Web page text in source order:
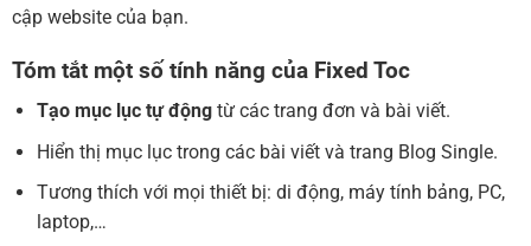
cập website của bạn.
Tóm tắt một số tính năng của Fixed Toc
Tạo mục lục tự độngtừ các trang đơn và bài viết.
Hiển thị mục lục trong các bài viết và trang Blog Single.
Tương thích với mọi thiết bị: di động, máy tính bảng, PC,
laptop,…